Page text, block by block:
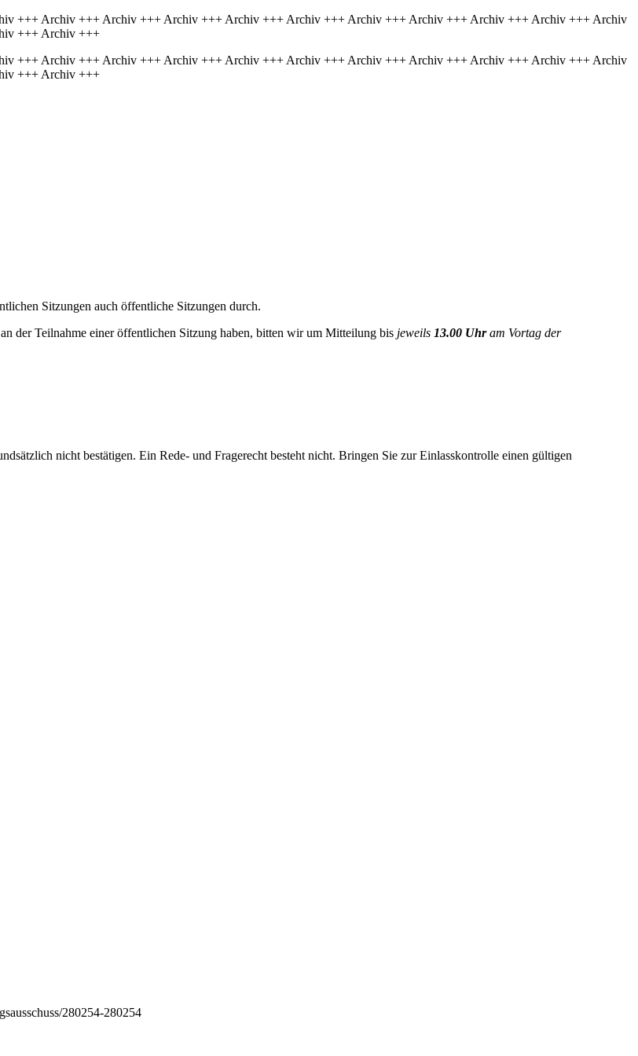
+++ Archiv +++ Archiv +++ Archiv +++ Archiv +++ Archiv +++ Archiv +++ Archiv +++ Archiv +++ Archiv +++ Archiv
+++ Archiv +++
+++ Archiv +++ Archiv +++ Archiv +++ Archiv +++ Archiv +++ Archiv +++ Archiv +++ Archiv +++ Archiv +++ Archiv
+++ Archiv +++
Sitzungen auch öffentliche Sitzungen durch.
der Teilnahme einer öffentlichen Sitzung haben, bitten wir um Mitteilung bis jeweils 13.00 Uhram Vortag der
nicht bestätigen. Ein Rede- und Fragerecht besteht nicht. Bringen Sie zur Einlasskontrolle einen gültigen
280254-280254